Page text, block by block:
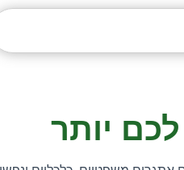
לכם יותר